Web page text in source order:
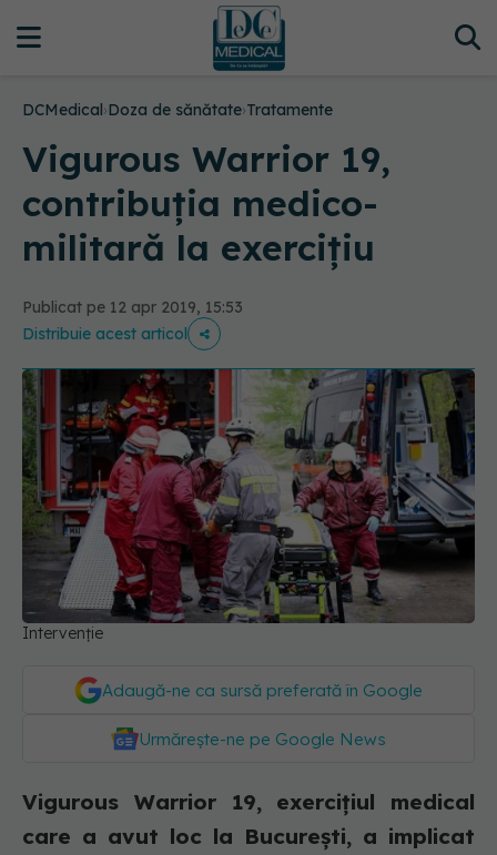
DCMedical›Doza de sănătate›Tratamente
Vigurous Warrior 19,
contribuţia medico-
militară la exerciţiu
Publicat pe 12 apr 2019, 15:53
Distribuie acest articol
Intervenție
Adaugă-ne ca sursă preferată în Google
Urmărește-ne pe Google News
Vigurous Warrior 19, exercițiul medical
care a avut loc la București, a implicat